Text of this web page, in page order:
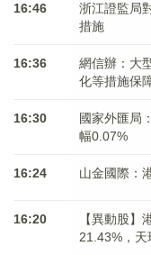
16:46
浙江證監局
措施
16:36
網信辦：大
化等措施保
16:30
國家外匯局
幅0.07%
16:24 山金國際：
16:20
【異動股】
21.43%，